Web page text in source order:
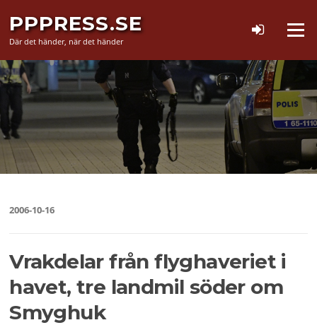
innehåll
PPPRESS.SE
Där det händer, när det händer
Meny
2006-10-16
Vrakdelar från flyghaveriet i
havet, tre landmil söder om
Smyghuk